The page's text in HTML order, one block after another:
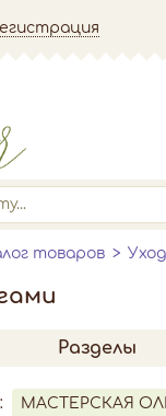
товаров
Разделы
МАСТЕРСКАЯ